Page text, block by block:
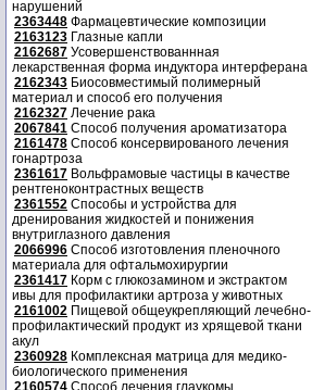
нарушений
2363448 Фармацевтические композиции
2163123 Глазные капли
2162687 Усовершенствованнная
лекарственная форма индуктора интерферана
2162343 Биосовместимый полимерный
материал и способ его получения
2162327 Лечение рака
2067841 Способ получения ароматизатора
2161478 Способ консервированого лечения
гонартроза
2361617 Вольфрамовые частицы в качестве
рентгеноконтрастных веществ
2361552 Способы и устройства для
дренирования жидкостей и понижения
внутриглазного давления
2066996 Способ изготовления пленочного
материала для офтальмохирургии
2361417 Корм с глюкозамином и экстрактом
ивы для профилактики артроза у животных
2161002 Пищевой общеукрепляющий лечебно-
профилактический продукт из хрящевой ткани
акул
2360928 Комплексная матрица для медико-
биологического применения
2160574 Способ лечения глаукомы